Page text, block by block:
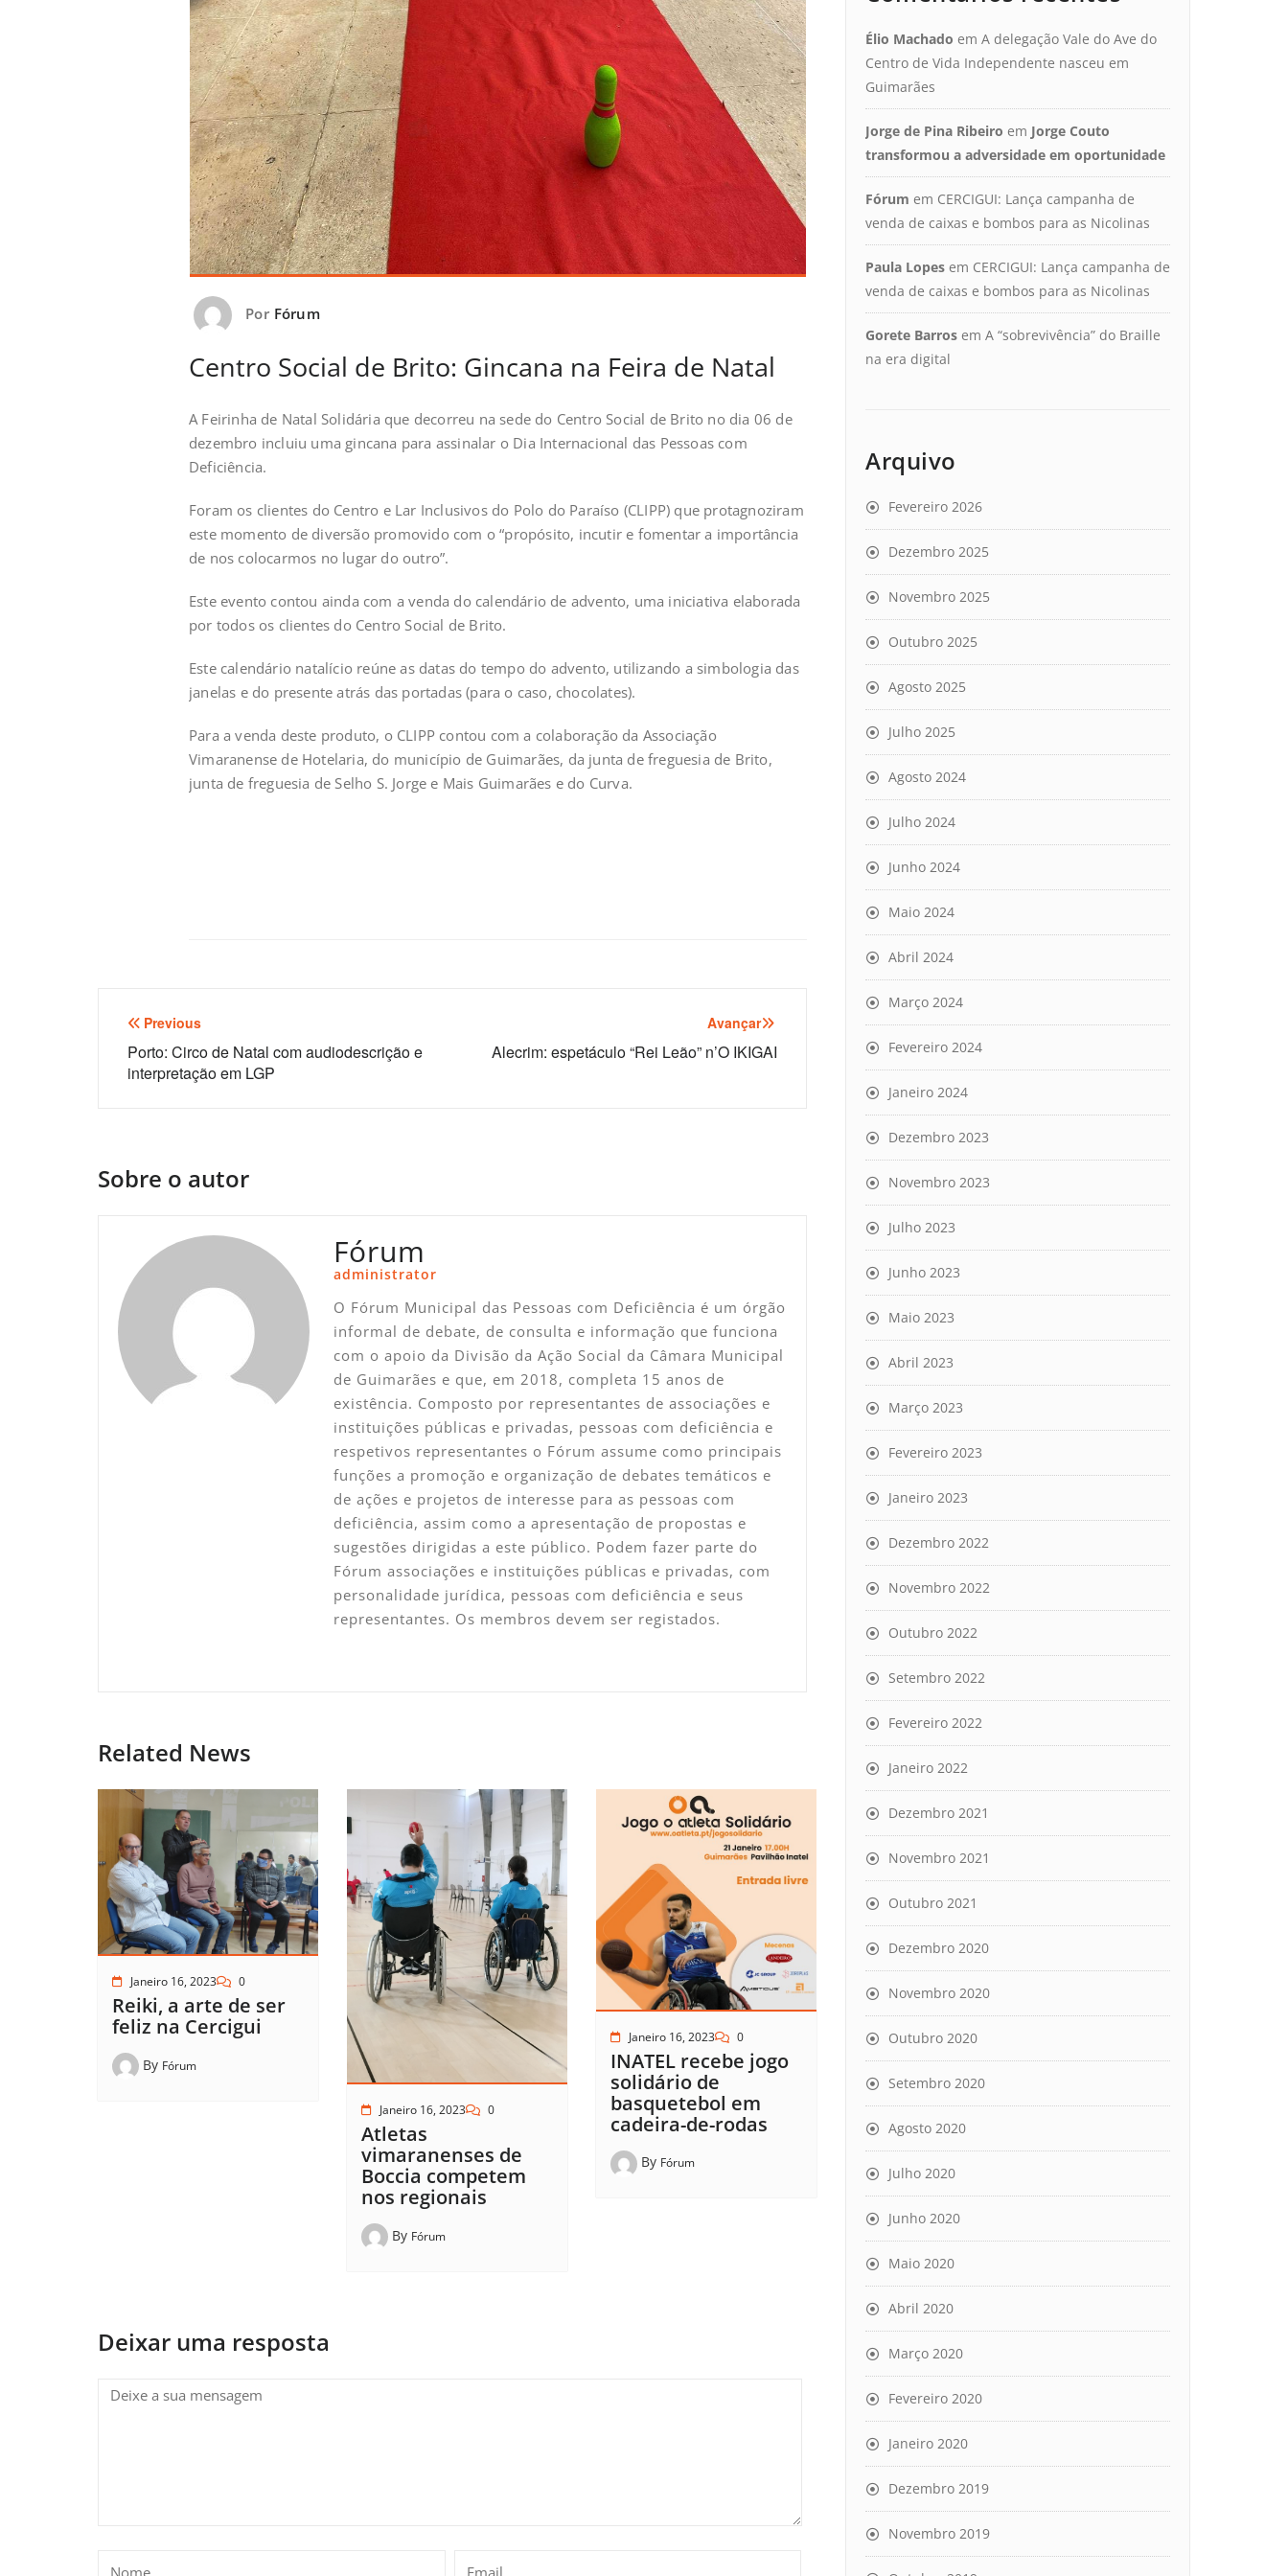
Por Fórum
Centro Social de Brito: Gincana na Feira de Natal
A Feirinha de Natal Solidária que decorreu na sede do Centro Social de Brito no dia 06 de
dezembro incluiu uma gincana para assinalar o Dia Internacional das Pessoas com
Deficiência.
Foram os clientes do Centro e Lar Inclusivos do Polo do Paraíso (CLIPP) que protagnoziram
este momento de diversão promovido com o “propósito, incutir e fomentar a importância
de nos colocarmos no lugar do outro”.
Este evento contou ainda com a venda do calendário de advento, uma iniciativa elaborada
por todos os clientes do Centro Social de Brito.
Este calendário natalício reúne as datas do tempo do advento, utilizando a simbologia das
janelas e do presente atrás das portadas (para o caso, chocolates).
Para a venda deste produto, o CLIPP contou com a colaboração da Associação
Vimaranense de Hotelaria, do município de Guimarães, da junta de freguesia de Brito,
junta de freguesia de Selho S. Jorge e Mais Guimarães e do Curva.
Navegação
de
artigos
Previous
Porto: Circo de Natal com audiodescrição e
interpretação em LGP
Avançar
Alecrim: espetáculo “Rei Leão” n’O IKIGAI
Sobre o autor
Fórum
administrator
O Fórum Municipal das Pessoas com Deficiência é um órgão
informal de debate, de consulta e informação que funciona
com o apoio da Divisão da Ação Social da Câmara Municipal
de Guimarães e que, em 2018, completa 15 anos de
existência. Composto por representantes de associações e
instituições públicas e privadas, pessoas com deficiência e
respetivos representantes o Fórum assume como principais
funções a promoção e organização de debates temáticos e
de ações e projetos de interesse para as pessoas com
deficiência, assim como a apresentação de propostas e
sugestões dirigidas a este público. Podem fazer parte do
Fórum associações e instituições públicas e privadas, com
personalidade jurídica, pessoas com deficiência e seus
representantes. Os membros devem ser registados.
Related News
Janeiro 16, 2023 0
Reiki, a arte de ser
feliz na Cercigui
By Fórum
Janeiro 16, 2023 0
Atletas
vimaranenses de
Boccia competem
nos regionais
By Fórum
Janeiro 16, 2023 0
INATEL recebe jogo
solidário de
basquetebol em
cadeira-de-rodas
By Fórum
Deixar uma resposta
Élio Machado em A delegação Vale do Ave do
Centro de Vida Independente nasceu em
Guimarães
Jorge de Pina Ribeiro em Jorge Couto
transformou a adversidade em oportunidade
Fórum em CERCIGUI: Lança campanha de
venda de caixas e bombos para as Nicolinas
Paula Lopes em CERCIGUI: Lança campanha de
venda de caixas e bombos para as Nicolinas
Gorete Barros em A “sobrevivência” do Braille
na era digital
Arquivo
Fevereiro 2026
Dezembro 2025
Novembro 2025
Outubro 2025
Agosto 2025
Julho 2025
Agosto 2024
Julho 2024
Junho 2024
Maio 2024
Abril 2024
Março 2024
Fevereiro 2024
Janeiro 2024
Dezembro 2023
Novembro 2023
Julho 2023
Junho 2023
Maio 2023
Abril 2023
Março 2023
Fevereiro 2023
Janeiro 2023
Dezembro 2022
Novembro 2022
Outubro 2022
Setembro 2022
Fevereiro 2022
Janeiro 2022
Dezembro 2021
Novembro 2021
Outubro 2021
Dezembro 2020
Novembro 2020
Outubro 2020
Setembro 2020
Agosto 2020
Julho 2020
Junho 2020
Maio 2020
Abril 2020
Março 2020
Fevereiro 2020
Janeiro 2020
Dezembro 2019
Novembro 2019